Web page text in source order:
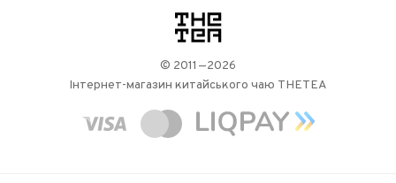
логотип
© 2011—2026
Інтернет-магазин китайського чаю THETEA